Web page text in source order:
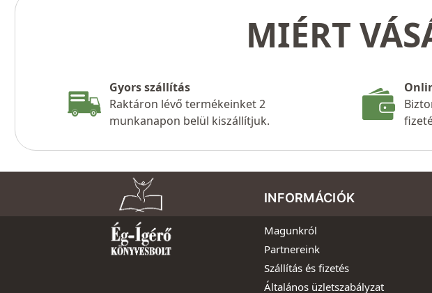
MIÉRT
Gyors szállítás
Raktáron lévő termékeinket 2
munkanapon belül kiszállítjuk.
INFORMÁCIÓK
Magunkról
Partnereink
Szállítás és fizetés
Általános üzletszabályzat